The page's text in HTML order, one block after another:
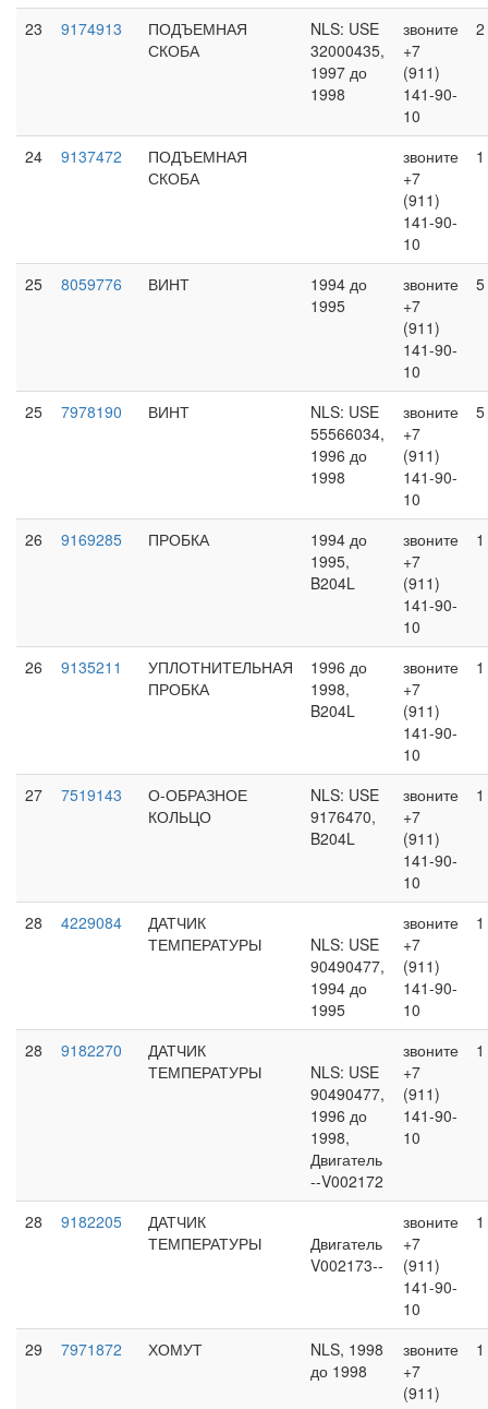
23 9174913
ПОДЪЕМНАЯ
СКОБА
NLS: USE
32000435,
1997 до
1998
звоните
+7
(911)
141-90-
10
2
24 9137472
ПОДЪЕМНАЯ
СКОБА
звоните
+7
(911)
141-90-
10
1
25 8059776 ВИНТ
1994 до
1995
звоните
+7
(911)
141-90-
10
5
25 7978190 ВИНТ
NLS: USE
55566034,
1996 до
1998
звоните
+7
(911)
141-90-
10
5
26 9169285 ПРОБКА
1994 до
1995,
B204L
звоните
+7
(911)
141-90-
10
1
26 9135211
УПЛОТНИТЕЛЬНАЯ
ПРОБКА
1996 до
1998,
B204L
звоните
+7
(911)
141-90-
10
1
27 7519143
О-ОБРАЗНОЕ
КОЛЬЦО
NLS: USE
9176470,
B204L
звоните
+7
(911)
141-90-
10
1
28 4229084
ДАТЧИК
ТЕМПЕРАТУРЫ
NLS: USE
90490477,
1994 до
1995
звоните
+7
(911)
141-90-
10
1
28 9182270
ДАТЧИК
ТЕМПЕРАТУРЫ
NLS: USE
90490477,
1996 до
1998,
Двигатель
--V002172
звоните
+7
(911)
141-90-
10
1
28 9182205
ДАТЧИК
ТЕМПЕРАТУРЫ
Двигатель
V002173--
звоните
+7
(911)
141-90-
10
1
29 7971872 ХОМУТ
NLS, 1998
до 1998
звоните
+7
(911)
1